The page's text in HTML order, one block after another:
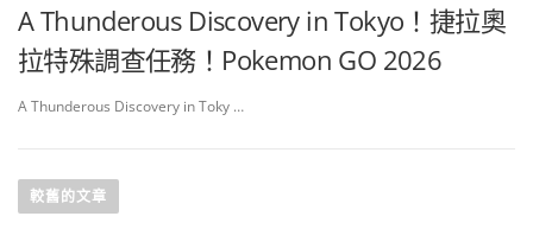
A Thunderous Discovery in Tokyo！捷拉奧
拉特殊調查任務！Pokemon GO 2026
A Thunderous Discovery in Toky …
章
較舊的文章